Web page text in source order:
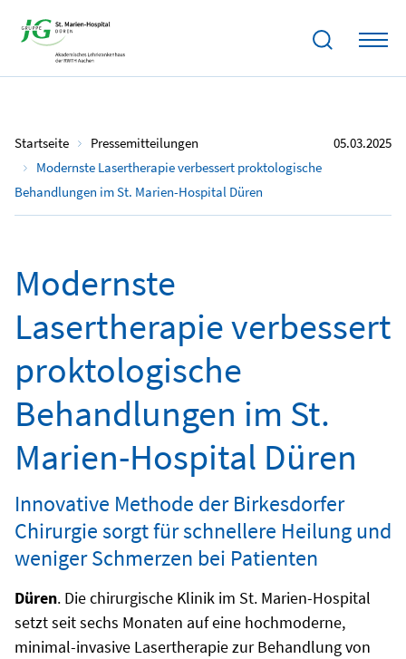
Startseite
Pressemitteilungen
Modernste Lasertherapie verbessert proktologische
Behandlungen im St. Marien-Hospital Düren
05.03.2025
Modernste
Lasertherapie verbessert
proktologische
Behandlungen im St.
Marien-Hospital Düren
Innovative Methode der Birkesdorfer
Chirurgie sorgt für schnellere Heilung und
weniger Schmerzen bei Patienten
Düren. Die chirurgische Klinik im St. Marien-Hospital
setzt seit sechs Monaten auf eine hochmoderne,
minimal-invasive Lasertherapie zur Behandlung von